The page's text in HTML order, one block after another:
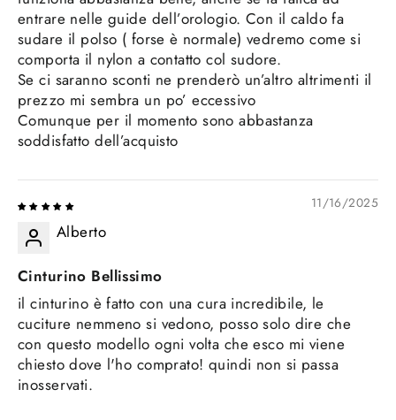
entrare nelle guide dell’orologio. Con il caldo fa
sudare il polso ( forse è normale) vedremo come si
comporta il nylon a contatto col sudore.
Se ci saranno sconti ne prenderò un’altro altrimenti il
prezzo mi sembra un po’ eccessivo
Comunque per il momento sono abbastanza
soddisfatto dell’acquisto
11/16/2025
Alberto
Cinturino Bellissimo
il cinturino è fatto con una cura incredibile, le
cuciture nemmeno si vedono, posso solo dire che
con questo modello ogni volta che esco mi viene
chiesto dove l'ho comprato! quindi non si passa
inosservati.